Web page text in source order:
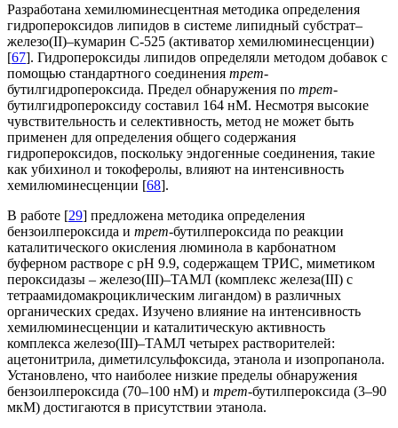
Разработана хемилюминесцентная методика определения
гидропероксидов липидов в системе липидный субстрат–
железо(II)–кумарин С-525 (активатор хемилюминесценции)
[67]. Гидропероксиды липидов определяли методом добавок с
помощью стандартного соединения трет-
бутилгидропероксида. Предел обнаружения по трет-
бутилгидропероксиду составил 164 нМ. Несмотря высокие
чувствительность и селективность, метод не может быть
применен для определения общего содержания
гидропероксидов, поскольку эндогенные соединения, такие
как убихинол и токоферолы, влияют на интенсивность
хемилюминесценции [68].
В работе [29] предложена методика определения
бензоилпероксида и трет-бутилпероксида по реакции
каталитического окисления люминола в карбонатном
буферном растворе с рН 9.9, содержащем ТРИС, миметиком
пероксидазы – железо(III)–TAMЛ (комплекс железа(III) с
тетраамидомакроциклическим лигандом) в различных
органических средах. Изучено влияние на интенсивность
хемилюминесценции и каталитическую активность
комплекса железо(III)–TAMЛ четырех растворителей:
ацетонитрила, диметилсульфоксида, этанола и изопропанола.
Установлено, что наиболее низкие пределы обнаружения
бензоилпероксида (70–100 нМ) и трет-бутилпероксида (3–90
мкМ) достигаются в присутствии этанола.